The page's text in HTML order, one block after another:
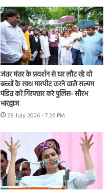
जंतर मंतर के प्रदर्शन से घर लौट रहे दो
बच्चों के साथ मारपीट करने वाले सत्यम
पंडित को गिरफ्तार करे पुलिस- सौरभ
भारद्वाज
28 July 2026 - 7:26 PM